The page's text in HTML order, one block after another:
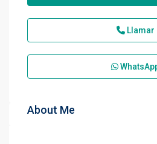
Llamar
About Me